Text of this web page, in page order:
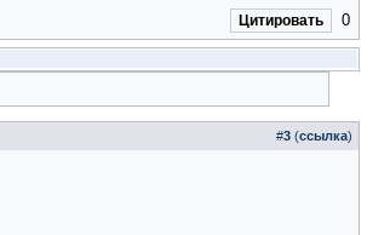
Цитировать 0
#3 (ссылка)